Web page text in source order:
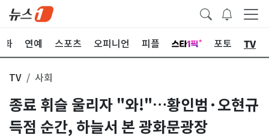
화 연예 스포츠 오피니언 피플 포토 TV
TV 사회
종료 휘슬 울리자 "와!"…황인범·오현규
득점 순간, 하늘서 본 광화문광장